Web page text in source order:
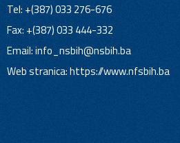
Tel: +(387) 033 276-676
Fax: +(387) 033 444-332
Email:info_nsbih@nsbih.ba
Web stranica: https://www.nfsbih.ba